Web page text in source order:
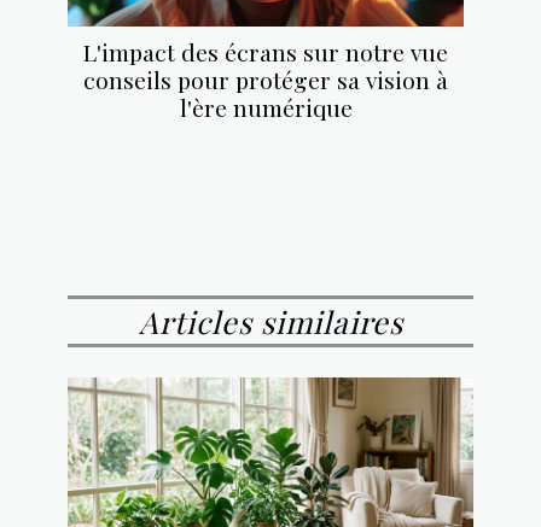
L'impact des écrans sur notre vue
conseils pour protéger sa vision à
l'ère numérique
Articles similaires